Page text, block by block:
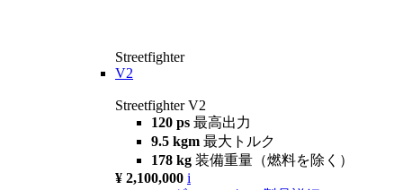
Streetfighter
V2
Streetfighter V2
120 ps 最高出力
9.5 kgm 最大トルク
178 kg 装備重量（燃料を除く）
¥ 2,100,000 i